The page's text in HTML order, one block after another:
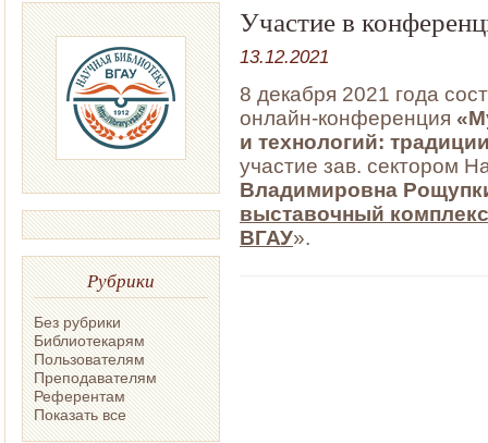
Рубрики
Без рубрики
Библиотекарям
Пользователям
Преподавателям
Референтам
Показать все
Участие в
13.12.2021
8 декабря 2021 года
онлайн-конференция
и технологий:
участие зав. сектором
Владимировна
выставочный
ВГАУ».